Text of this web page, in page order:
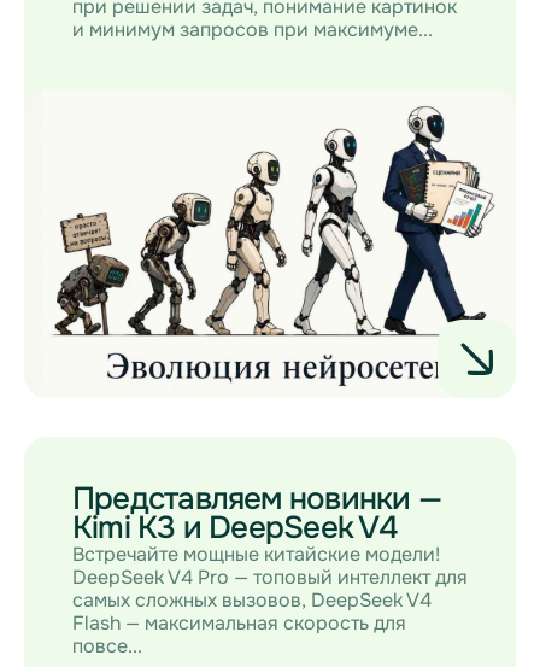
при решении задач, понимание картинок
и минимум запросов при максимуме...
Представляем новинки —
Kimi K3 и DeepSeek V4
Встречайте мощные китайские модели!
DeepSeek V4 Pro — топовый интеллект для
самых сложных вызовов, DeepSeek V4
Flash — максимальная скорость для
повсе...